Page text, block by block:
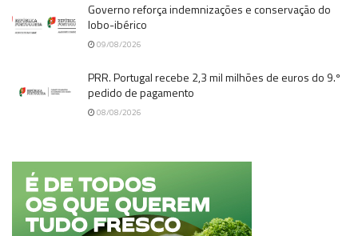
Governo reforça indemnizações e conservação do
lobo-ibérico
09/08/2026
PRR. Portugal recebe 2,3 mil milhões de euros do 9.º
pedido de pagamento
08/08/2026